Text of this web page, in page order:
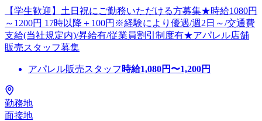
【学生歓迎】土日祝にご勤務いただける方募集★時給1080円
～1200円 17時以降＋100円※経験により優遇/週2日～/交通費
支給(当社規定内)/昇給有/従業員割引制度有★アパレル店舗
販売スタッフ募集
アパレル販売スタッフ 時給1,080円〜1,200円
勤務地
面接地